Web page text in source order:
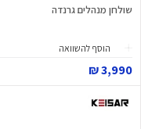
שולחן מנהלים גרנדה
הוסף להשוואה
3,990 ₪